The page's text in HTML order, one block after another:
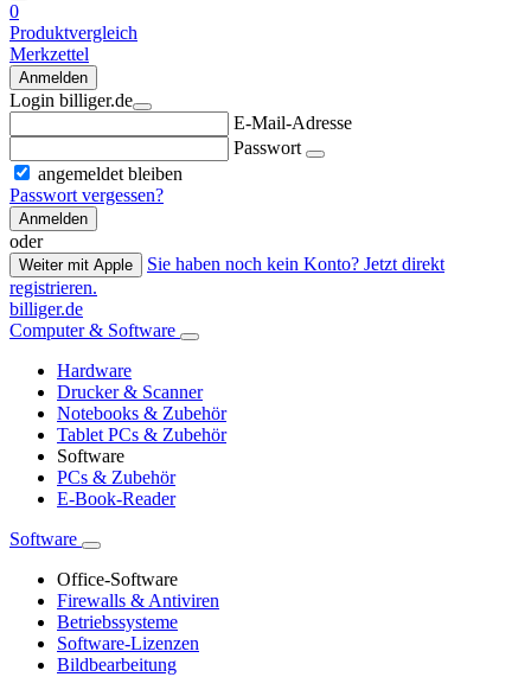
0
Produktvergleich
Merkzettel
Anmelden
Login billiger.de
E-Mail-Adresse
Passwort
angemeldet bleiben
Passwort vergessen?
Anmelden
oder
Weiter mit Apple
Sie haben noch kein Konto? Jetzt direkt
registrieren.
billiger.de
Computer & Software
Hardware
Drucker & Scanner
Notebooks & Zubehör
Tablet PCs & Zubehör
Software
PCs & Zubehör
E-Book-Reader
Software
Office-Software
Firewalls & Antiviren
Betriebssysteme
Software-Lizenzen
Bildbearbeitung